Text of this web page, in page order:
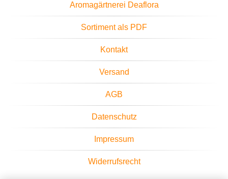
Aromagärtnerei Deaflora
Sortiment als PDF
Kontakt
Versand
AGB
Datenschutz
Impressum
Widerrufsrecht